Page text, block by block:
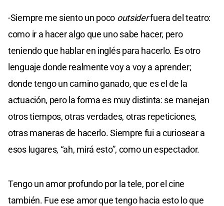
-Siempre me siento un poco outsiderfuera del teatro:
como ir a hacer algo que uno sabe hacer, pero
teniendo que hablar en inglés para hacerlo. Es otro
lenguaje donde realmente voy a voy a aprender;
donde tengo un camino ganado, que es el de la
actuación, pero la forma es muy distinta: se manejan
otros tiempos, otras verdades, otras repeticiones,
otras maneras de hacerlo. Siempre fui a curiosear a
esos lugares, “ah, mirá esto”, como un espectador.
Tengo un amor profundo por la tele, por el cine
también. Fue ese amor que tengo hacia esto lo que